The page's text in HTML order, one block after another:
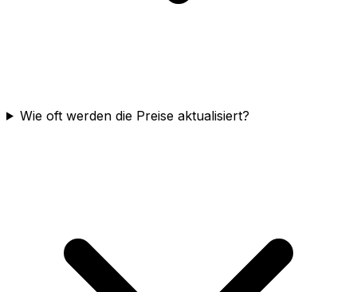
Wie oft werden die Preise aktualisiert?